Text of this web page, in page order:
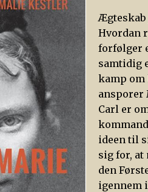
Ægteskab
Hvordan
forfølger
samtidig
kamp
ansporer
Carl er
ideen til
sig for,
den
igennem